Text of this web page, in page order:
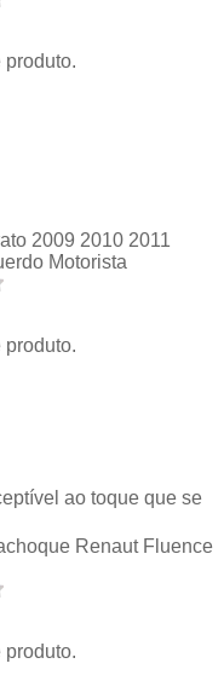
produto.
2009 2010 2011
Motorista
produto.
ao toque que se
Renaut Fluence
produto.